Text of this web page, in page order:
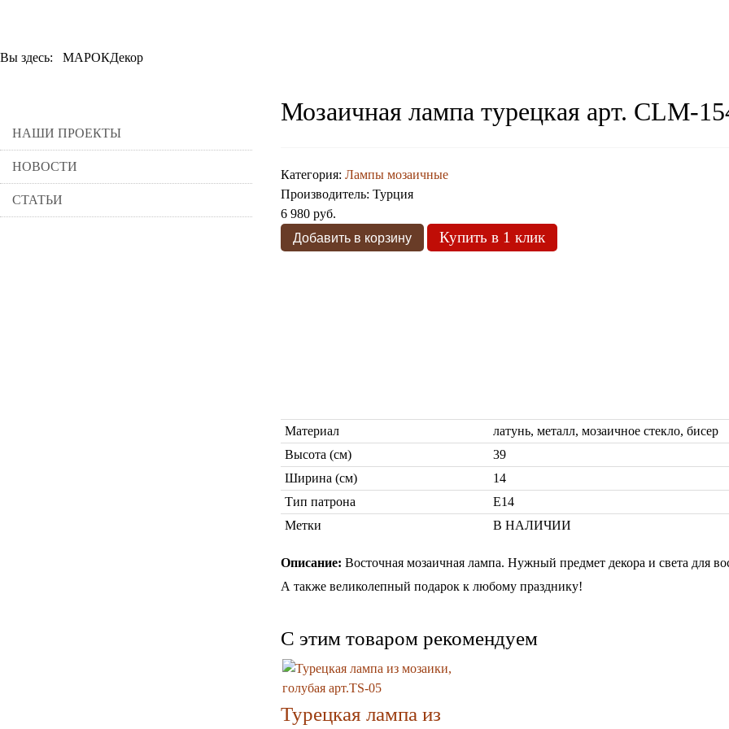
Вы здесь: МАРОКДекор
Мозаичная лампа турецкая арт. СLM-
Категория: Лампы мозаичные
Производитель: Турция
6 980 руб.
Купить в 1 клик
Материал
латунь, металл, мозаичное стекло, бисер
Высота (см)
39
Ширина (см)
14
Тип патрона
Е14
Метки
В НАЛИЧИИ
Описание: Восточная мозаичная лампа. Нужный предмет декора и света для
А также великолепный подарок к любому празднику!
C этим товаром рекомендуем
Турецкая лампа из
НАШИ ПРОЕКТЫ
НОВОСТИ
СТАТЬИ